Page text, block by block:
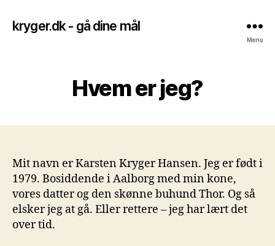
kryger.dk - gå dine mål
Menu
Hvem er jeg?
Mit navn er Karsten Kryger Hansen. Jeg er født i
1979. Bosiddende i Aalborg med min kone,
vores datter og den skønne buhund Thor. Og så
elsker jeg at gå. Eller rettere – jeg har lært det
over tid.